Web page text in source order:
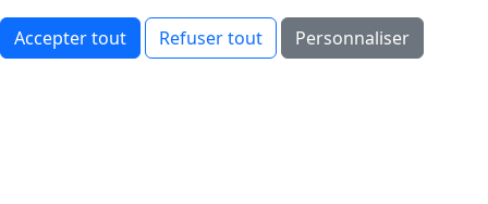
Accepter tout Refuser tout Personnaliser